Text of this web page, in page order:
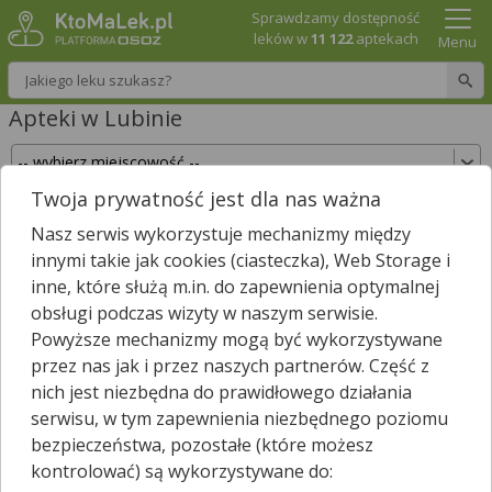
Wpisz nazwę leku
Sprawdzamy dostępność
leków w11 122aptekach Menu
Apteki w Lubinie
Sprawdź, które apteki w Lubinie posiadają Twój
lek i zarezerwuj go już teraz!
Wpisz nazwę leku
W Lubinie jest31 aptek. 27
aptek zgłosiło nam, że są właśnie
otwarte.*
Wybierz typ aptek
Twoja prywatność jest dla nas ważna
Nasz serwis wykorzystuje mechanizmy między
innymi takie jak cookies (ciasteczka), Web Storage i
inne, które służą m.in. do zapewnienia optymalnej
obsługi podczas wizyty w naszym serwisie.
Powyższe mechanizmy mogą być wykorzystywane
przez nas jak i przez naszych partnerów. Część z
nich jest niezbędna do prawidłowego działania
serwisu, w tym zapewnienia niezbędnego poziomu
bezpieczeństwa, pozostałe (które możesz
kontrolować) są wykorzystywane do: